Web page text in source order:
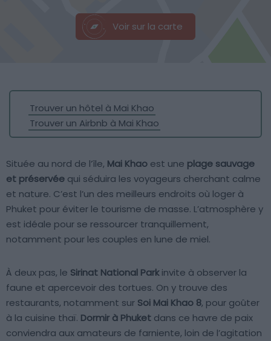
Voir sur la carte
Trouver un hôtel à Mai Khao
Trouver un Airbnb à Mai Khao
Située au nord de l’île, Mai Khao est une plage sauvage
et préservée qui séduira les voyageurs cherchant calme
et nature. C’est l’un des meilleurs endroits où loger à
Phuket pour éviter le tourisme de masse. L’atmosphère y
est idéale pour se ressourcer tranquillement,
notamment pour les couples en lune de miel.
À deux pas, le Sirinat National Parkinvite à observer la
faune et apercevoir des tortues. On y trouve des
restaurants, notamment sur Soi Mai Khao 8, pour goûter
à la cuisine thaï. Dormir à Phuket dans ce havre de paix
conviendra aux amateurs de farniente, loin de l’agitation